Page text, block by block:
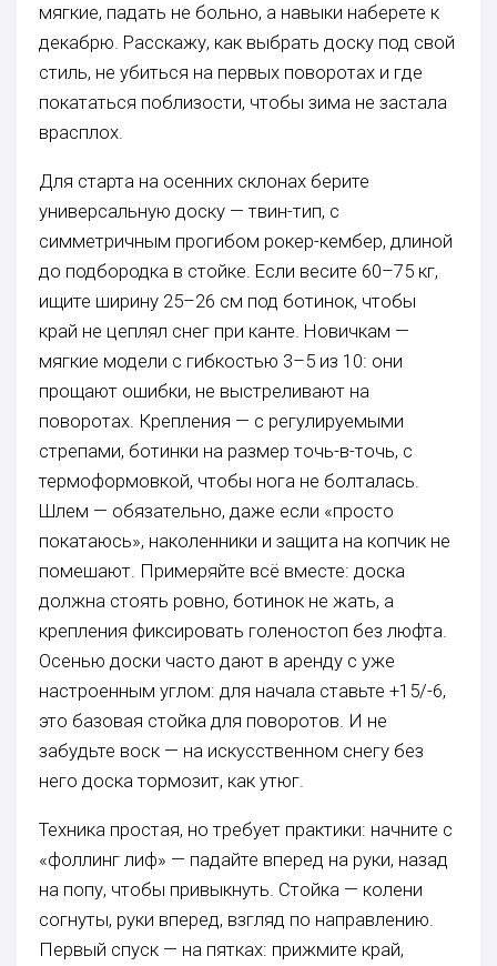
мягкие, падать не больно, а навыки наберете к
декабрю. Расскажу, как выбрать доску под свой
стиль, не убиться на первых поворотах и где
покататься поблизости, чтобы зима не застала
врасплох.
Для старта на осенних склонах берите
универсальную доску — твин-тип, с
симметричным прогибом рокер-кембер, длиной
до подбородка в стойке. Если весите 60–75 кг,
ищите ширину 25–26 см под ботинок, чтобы
край не цеплял снег при канте. Новичкам —
мягкие модели с гибкостью 3–5 из 10: они
прощают ошибки, не выстреливают на
поворотах. Крепления — с регулируемыми
стрепами, ботинки на размер точь-в-точь, с
термоформовкой, чтобы нога не болталась.
Шлем — обязательно, даже если «просто
покатаюсь», наколенники и защита на копчик не
помешают. Примеряйте всё вместе: доска
должна стоять ровно, ботинок не жать, а
крепления фиксировать голеностоп без люфта.
Осенью доски часто дают в аренду с уже
настроенным углом: для начала ставьте +15/-6,
это базовая стойка для поворотов. И не
забудьте воск — на искусственном снегу без
него доска тормозит, как утюг.
Техника простая, но требует практики: начните с
«фоллинг лиф» — падайте вперед на руки, назад
на попу, чтобы привыкнуть. Стойка — колени
согнуты, руки вперед, взгляд по направлению.
Первый спуск — на пятках: прижмите край,